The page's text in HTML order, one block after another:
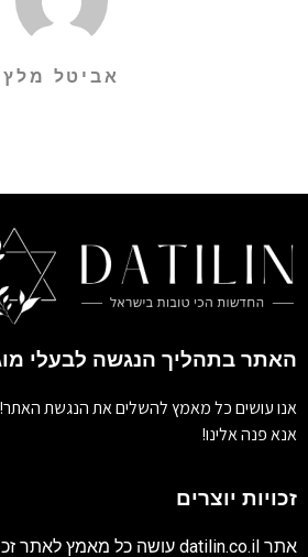
אביטל מלץ
האתר בתהליך הנגשה לבעלי
אנו עושים כל מאמץ להשלים את הנגשת
אנא פנה אלינו!
זכויות יוצרים
אתר datilin.co.il עושה כל מאמץ לאתר